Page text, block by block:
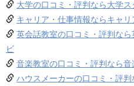
大学の口コミ・評判なら大学
キャリア・仕事情報ならキャリ
英会話教室の口コミ・評判なら
ビ
音楽教室の口コミ・評判なら
ハウスメーカーの口コミ・評